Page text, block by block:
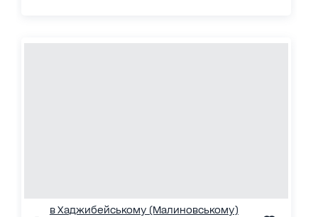
в Хаджибейському (Малиновському)